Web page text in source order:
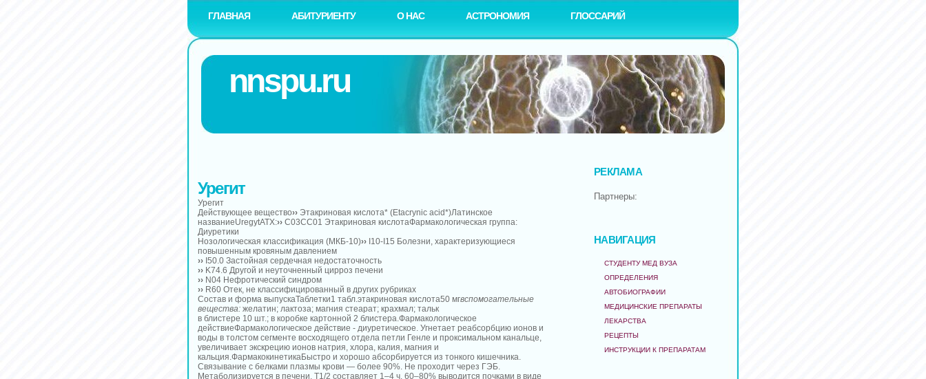
ГЛАВНАЯ АБИТУРИЕНТУ О НАС АСТРОНОМИЯ ГЛОССАРИЙ
nnspu.ru
Урегит
Урегит
Действующее вещество›› Этакриновая кислота* (Etacrynic acid*)Латинское
названиеUregytАТХ:›› C03CC01 Этакриновая кислотаФармакологическая группа:
Диуретики
Нозологическая классификация (МКБ-10)›› I10-I15 Болезни, характеризующиеся
повышенным кровяным давлением
›› I50.0 Застойная сердечная недостаточность
›› K74.6 Другой и неуточненный цирроз печени
›› N04 Нефротический синдром
›› R60 Отек, не классифицированный в других рубриках
Состав и форма выпускаТаблетки1 табл.этакриновая кислота50 мгвспомогательные
вещества: желатин; лактоза; магния стеарат; крахмал; тальк
в блистере 10 шт.; в коробке картонной 2 блистера.Фармакологическое
действиеФармакологическое действие - диуретическое. Угнетает реабсорбцию ионов и
воды в толстом сегменте восходящего отдела петли Генле и проксимальном канальце,
увеличивает экскрецию ионов натрия, хлора, калия, магния и
кальция.ФармакокинетикаБыстро и хорошо абсорбируется из тонкого кишечника.
Связывание с белками плазмы крови — более 90%. Не проходит через ГЭБ.
Метаболизируется в печени. T1/2 составляет 1–4 ч. 60–80% выводится почками в виде
РЕКЛАМА
Партнеры:
НАВИГАЦИЯ
СТУДЕНТУ МЕД ВУЗА
ОПРЕДЕЛЕНИЯ
АВТОБИОГРАФИИ
МЕДИЦИНСКИЕ ПРЕПАРАТЫ
ЛЕКАРСТВА
РЕЦЕПТЫ
ИНСТРУКЦИИ К ПРЕПАРАТАМ